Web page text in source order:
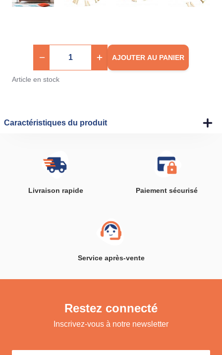
AJOUTER AU PANIER
Article en stock
Caractéristiques du produit
Livraison rapide Paiement sécurisé
Service après-vente
Restez connecté
Inscrivez-vous à notre newsletter